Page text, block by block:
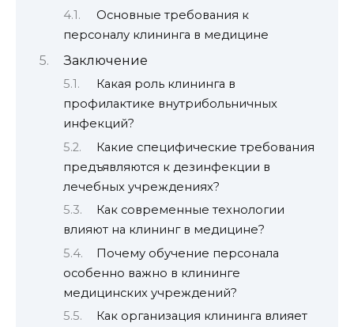
Основные требования к
персоналу клининга в медицине
Заключение
Какая роль клининга в
профилактике внутрибольничных
инфекций?
Какие специфические требования
предъявляются к дезинфекции в
лечебных учреждениях?
Как современные технологии
влияют на клининг в медицине?
Почему обучение персонала
особенно важно в клининге
медицинских учреждений?
Как организация клининга влияет